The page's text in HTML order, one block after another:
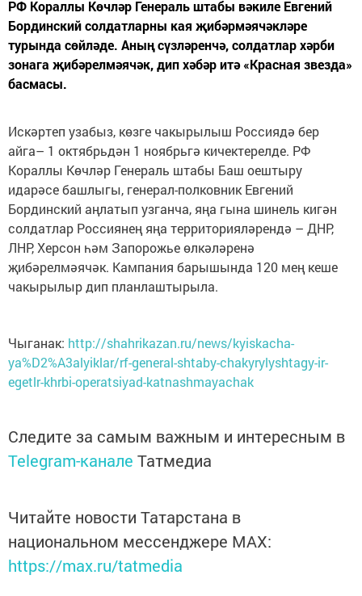
РФ Кораллы Көчләр Генераль штабы вәкиле Евгений
Бординский солдатларны кая җибәрмәячәкләре
турында сөйләде. Аның сүзләренчә, солдатлар хәрби
зонага җибәрелмәячәк, дип хәбәр итә «Красная звезда»
басмасы.
Искәртеп узабыз, көзге чакырылыш Россиядә бер
айга– 1 октябрьдән 1 ноябрьгә кичектерелде. РФ
Кораллы Көчләр Генераль штабы Баш оештыру
идарәсе башлыгы, генерал-полковник Евгений
Бординский аңлатып узганча, яңа гына шинель кигән
солдатлар Россиянең яңа территорияләрендә – ДНР,
ЛНР, Херсон һәм Запорожье өлкәләренә
җибәрелмәячәк. Кампания барышында 120 мең кеше
чакырылыр дип планлаштырыла.
Чыганак: http://shahrikazan.ru/news/kyiskacha-
ya%D2%A3alyiklar/rf-general-shtaby-chakyrylyshtagy-ir-
egetlr-khrbi-operatsiyad-katnashmayachak
Следите за самым важным и интересным в
Telegram-канале Татмедиа
Читайте новости Татарстана в
национальном мессенджере MАХ:
https://max.ru/tatmedia